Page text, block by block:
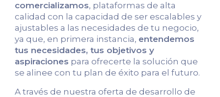
comercializamos, plataformas de alta
calidad con la capacidad de ser escalables y
ajustables a las necesidades de tu negocio,
ya que, en primera instancia, entendemos
tus necesidades, tus objetivos y
aspiraciones para ofrecerte la solución que
se alinee con tu plan de éxito para el futuro.
A través de nuestra oferta de desarrollo de